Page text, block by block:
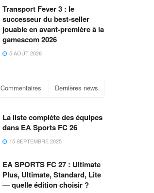
Transport Fever 3 : le
successeur du best-seller
jouable en avant-première à la
gamescom 2026
5 AOÛT 2026
Commentaires Dernières news
La liste complète des équipes
dans EA Sports FC 26
15 SEPTEMBRE 2025
EA SPORTS FC 27 : Ultimate
Plus, Ultimate, Standard, Lite
— quelle édition choisir ?